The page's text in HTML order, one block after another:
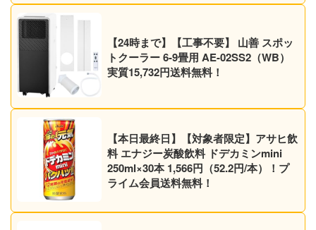
【24時まで】【工事不要】 山善 スポッ
トクーラー 6-9畳用 AE-02SS2（WB）
実質15,732円送料無料！
【本日最終日】【対象者限定】アサヒ飲
料 エナジー炭酸飲料 ドデカミンmini
250ml×30本 1,566円（52.2円/本）！プ
ライム会員送料無料！